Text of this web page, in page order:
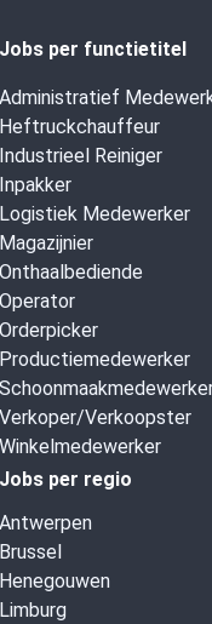
Jobs per functietitel
Administratief
Heftruckchauffeur
Industrieel Reiniger
Inpakker
Logistiek Medewerker
Magazijnier
Onthaalbediende
Operator
Orderpicker
Productiemedewerker
Verkoper/Verkoopster
Winkelmedewerker
Jobs per regio
Antwerpen
Brussel
Henegouwen
Limburg